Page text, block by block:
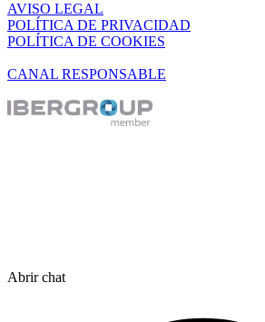
AVISO LEGAL
POLÍTICA DE PRIVACIDAD
POLÍTICA DE COOKIES
CANAL RESPONSABLE
Abrir chat